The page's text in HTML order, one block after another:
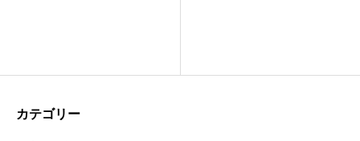
カテゴリー